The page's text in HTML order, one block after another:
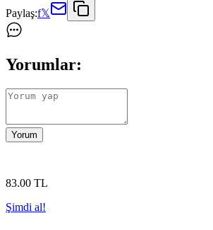
Paylaş:f𝕏
Yorumlar:
Yorum
83.00 TL
Şimdi al!